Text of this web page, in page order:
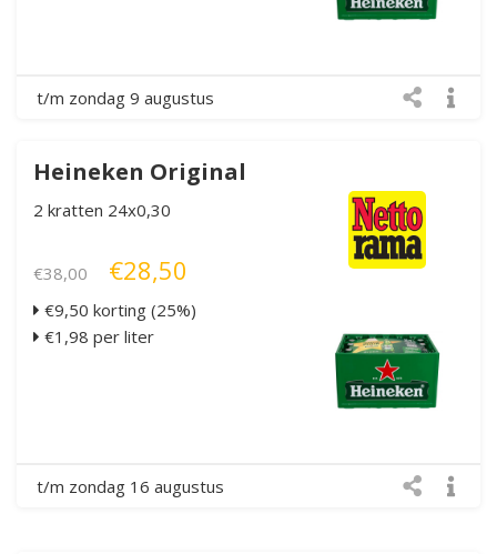
t/m zondag 9 augustus
Heineken Original
2 kratten 24x0,30
€38,00 €28,50
€9,50 korting (25%)
€1,98 per liter
t/m zondag 16 augustus